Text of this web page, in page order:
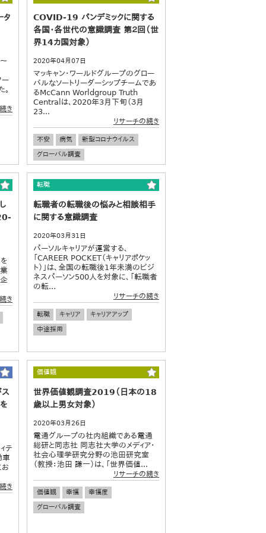
タ
ー
き
COVID-19 パンデミックに関する
各国・各世代の意識調査 第２回（世
界14カ国対象）
2020年04月07日
マッキャン・ワールドグループのグロー
バルなソートリーダーシップチームであ
るMcCann Worldgroup Truth
Centralは、2020年3月下旬（３月
23...
リサーチの続き
不安 病気
新型コロナウイルス
グローバル調査
き
転職
転職者の転職後の悩みと相談相手
に関する意識調査
2020年03月31日
パーソルキャリアが運営する、
「CAREER POCKET（キャリアポケッ
ト）」は、全国の転職後1年未満のビジ
ネスパーソン500人を対象に、「転職者
の転...
リサーチの続き
転職 キャリア
キャリアアップ
中途採用
ス
テ
車
お
き
価値観
世界価値観調査2019（日本の18
歳以上男女対象）
2020年03月26日
電通グループの社内組織である電通
総研と同志社 同志社大学のメディア・
社会心理学研究分野の池田研究室
（教授：池田 謙一）は、「世界価値...
リサーチの続き
価値観 幸福
幸福度
グローバル調査